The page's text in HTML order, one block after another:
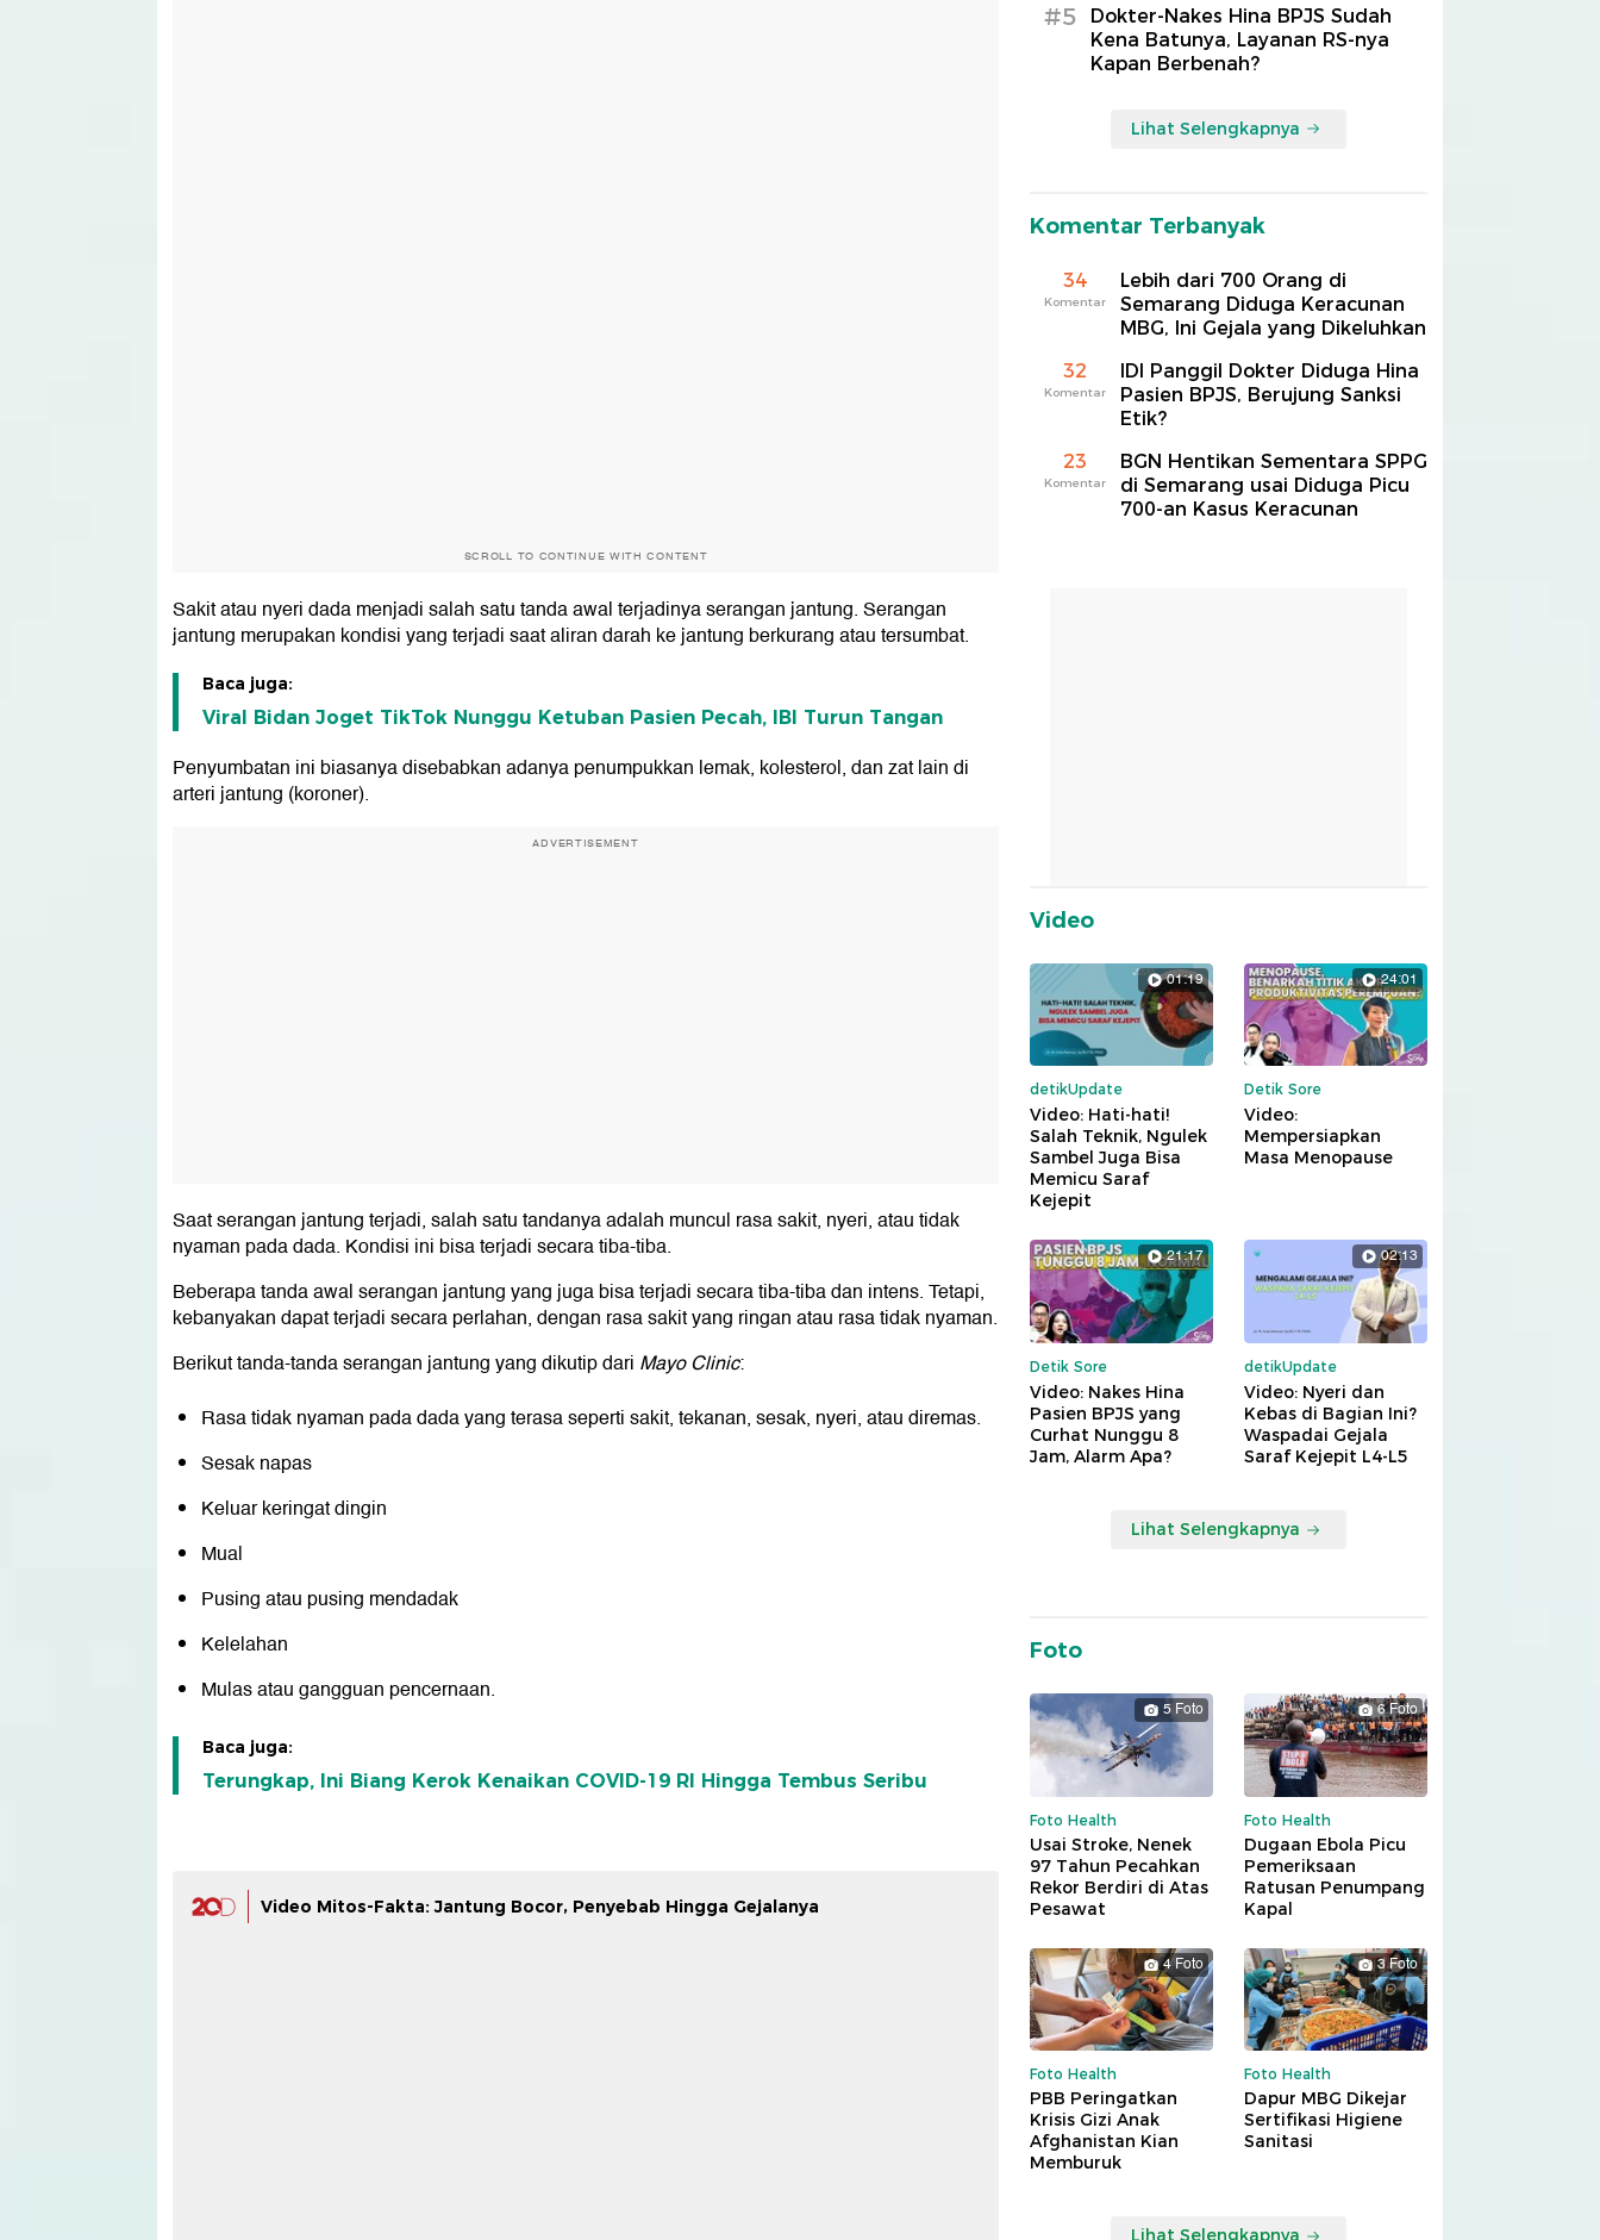
SCROLL TO CONTINUE WITH CONTENT
Sakit atau nyeri dada menjadi salah satu tanda awal terjadinya serangan jantung. Serangan
jantung merupakan kondisi yang terjadi saat aliran darah ke jantung berkurang atau tersumbat.
Baca juga:
Viral Bidan Joget TikTok Nunggu Ketuban Pasien Pecah, IBI Turun Tangan
Penyumbatan ini biasanya disebabkan adanya penumpukkan lemak, kolesterol, dan zat lain di
arteri jantung (koroner).
ADVERTISEMENT
Saat serangan jantung terjadi, salah satu tandanya adalah muncul rasa sakit, nyeri, atau tidak
nyaman pada dada. Kondisi ini bisa terjadi secara tiba-tiba.
Beberapa tanda awal serangan jantung yang juga bisa terjadi secara tiba-tiba dan intens. Tetapi,
kebanyakan dapat terjadi secara perlahan, dengan rasa sakit yang ringan atau rasa tidak nyaman.
Berikut tanda-tanda serangan jantung yang dikutip dari Mayo Clinic:
Rasa tidak nyaman pada dada yang terasa seperti sakit, tekanan, sesak, nyeri, atau diremas.
Sesak napas
Keluar keringat dingin
Mual
Pusing atau pusing mendadak
Kelelahan
Mulas atau gangguan pencernaan.
Baca juga:
Terungkap, Ini Biang Kerok Kenaikan COVID-19 RI Hingga Tembus Seribu
Video Mitos-Fakta: Jantung Bocor, Penyebab Hingga Gejalanya
#5
Dokter-Nakes Hina BPJS Sudah
Kena Batunya, Layanan RS-nya
Kapan Berbenah?
Lihat Selengkapnya
Komentar Terbanyak
34
Komentar
Lebih dari 700 Orang di
Semarang Diduga Keracunan
MBG, Ini Gejala yang Dikeluhkan
32
Komentar
IDI Panggil Dokter Diduga Hina
Pasien BPJS, Berujung Sanksi
Etik?
23
Komentar
BGN Hentikan Sementara SPPG
di Semarang usai Diduga Picu
700-an Kasus Keracunan
Video
01:19
detikUpdate
Video: Hati-hati!
Salah Teknik, Ngulek
Sambel Juga Bisa
Memicu Saraf
Kejepit
24:01
Detik Sore
Video:
Mempersiapkan
Masa Menopause
21:17
Detik Sore
Video: Nakes Hina
Pasien BPJS yang
Curhat Nunggu 8
Jam, Alarm Apa?
02:13
detikUpdate
Video: Nyeri dan
Kebas di Bagian Ini?
Waspadai Gejala
Saraf Kejepit L4-L5
Lihat Selengkapnya
Foto
5 Foto
Foto Health
Usai Stroke, Nenek
97 Tahun Pecahkan
Rekor Berdiri di Atas
Pesawat
6 Foto
Foto Health
Dugaan Ebola Picu
Pemeriksaan
Ratusan Penumpang
Kapal
4 Foto
Foto Health
PBB Peringatkan
Krisis Gizi Anak
Afghanistan Kian
Memburuk
3 Foto
Foto Health
Dapur MBG Dikejar
Sertifikasi Higiene
Sanitasi
Lihat Selengkapnya